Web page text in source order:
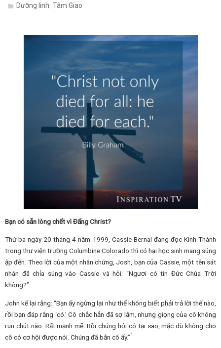
Dưỡng linh,Tâm Giao
Bạn có sẵn lòng chết vì Đấng Christ?
Thứ ba ngày 20 tháng 4 năm 1999, Cassie Bernal đang đọc Kinh Thánh
trong thư viện trường Columbine Colorado thì có hai học sinh mang súng
ập đến. Theo lời của một nhân chứng, Josh, bạn của Cassie, một tên sát
nhân đã chỉa súng vào Cassie và hỏi: “Ngươi có tin Đức Chúa Trời
không?”
John kể lại rằng: “Bạn ấy ngừng lại như thể không biết phải trả lời thế nào,
rồi bạn đáp rằng ‘có.’ Cô chắc hẳn đã sợ lắm, nhưng giọng của cô không
run chút nào. Rất mạnh mẽ. Rồi chúng hỏi cô tại sao, mặc dù không cho
cô có cơ hội được nói. Chúng đã bắn cô ấy.”1